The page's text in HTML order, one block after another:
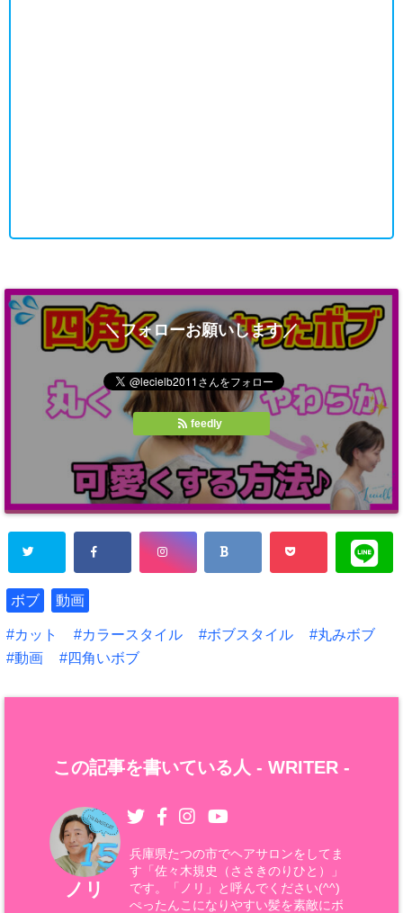
＼フォローお願いします／
feedly
ボブ 動画
カット カラースタイル ボブスタイル
丸みボブ
動画
四角いボブ
この記事を書いている人 - WRITER -
ノリ
兵庫県たつの市でヘアサロンをしてま
す「佐々木規史（ささきのりひと）」
です。「ノリ」と呼んでください(^^)
ぺったんこになりやすい髪を素敵にボ